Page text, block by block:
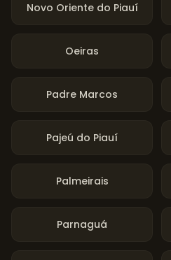
Novo Oriente do Piauí
Oeiras
Padre Marcos
Pajeú do Piauí
Palmeirais
Parnaguá